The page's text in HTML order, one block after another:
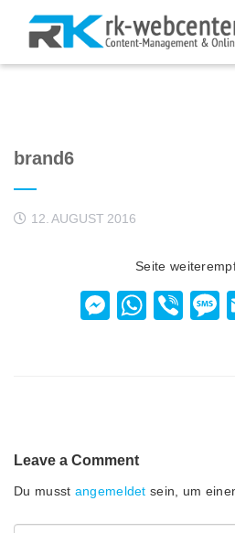
brand6
12. AUGUST 2016
Seite
Leave a Comment
Du musst angemeldet sein, um